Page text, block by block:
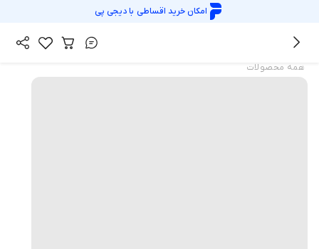
امکان خرید اقساطی بادیجی پی
همه محصولات